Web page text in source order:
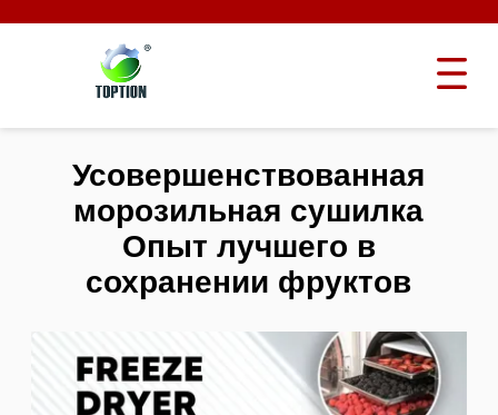
Усовершенствованная
морозильная сушилка
Опыт лучшего в
сохранении фруктов